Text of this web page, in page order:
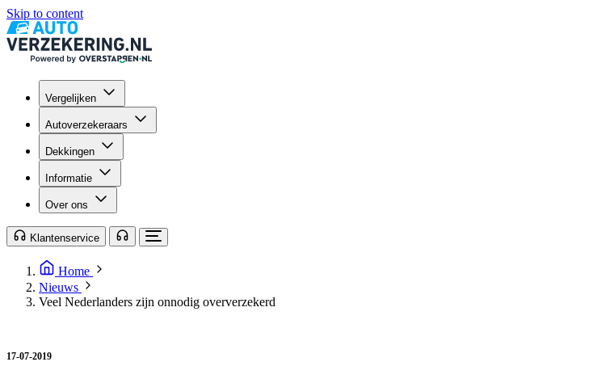
Skip to content
Vergelijken
Autoverzekeraars
Dekkingen
Informatie
Over ons
Klantenservice
Home
Nieuws
Veel Nederlanders zijn onnodig oververzekerd
17-07-2019